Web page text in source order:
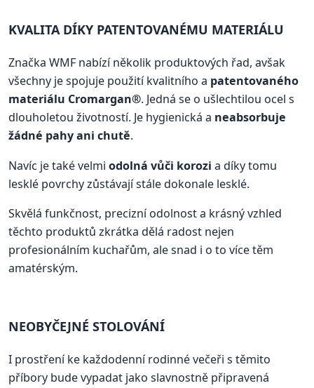
KVALITA DÍKY PATENTOVANÉMU MATERIÁLU
Značka WMF nabízí několik produktových řad, avšak
všechny je spojuje použití kvalitního a patentovaného
materiálu Cromargan®. Jedná se o ušlechtilou ocel s
dlouholetou životností. Je hygienická a neabsorbuje
žádné pahy ani chutě.
Navíc je také velmi odolná vůči korozi a díky tomu
lesklé povrchy zůstávají stále dokonale lesklé.
Skvělá funkčnost, precizní odolnost a krásný vzhled
těchto produktů zkrátka dělá radost nejen
profesionálním kuchařům, ale snad i o to více těm
amatérským.
NEOBYČEJNÉ STOLOVÁNÍ
I prostření ke každodenní rodinné večeři s těmito
příbory bude vypadat jako slavnostně připravená